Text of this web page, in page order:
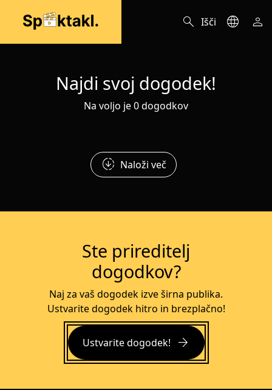
search Išči language person
Najdi svoj dogodek!
Na voljo je 0 dogodkov
downloading Naloži več
Ste prireditelj
dogodkov?
Naj za vaš dogodek izve širna publika.
Ustvarite dogodek hitro in brezplačno!
Ustvarite dogodek! arrow_forward